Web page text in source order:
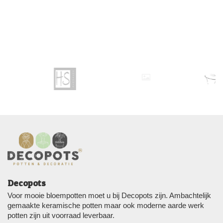
Decopots
Voor mooie bloempotten moet u bij Decopots zijn. Ambachtelijk
gemaakte keramische potten maar ook moderne aarde werk
potten zijn uit voorraad leverbaar.